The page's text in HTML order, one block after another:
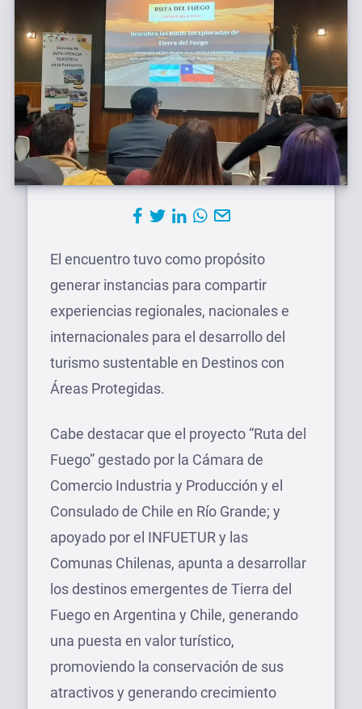
El encuentro tuvo como propósito
generar instancias para compartir
experiencias regionales, nacionales e
internacionales para el desarrollo del
turismo sustentable en Destinos con
Áreas Protegidas.
Cabe destacar que el proyecto “Ruta del
Fuego” gestado por la Cámara de
Comercio Industria y Producción y el
Consulado de Chile en Río Grande; y
apoyado por el INFUETUR y las
Comunas Chilenas, apunta a desarrollar
los destinos emergentes de Tierra del
Fuego en Argentina y Chile, generando
una puesta en valor turístico,
promoviendo la conservación de sus
atractivos y generando crecimiento